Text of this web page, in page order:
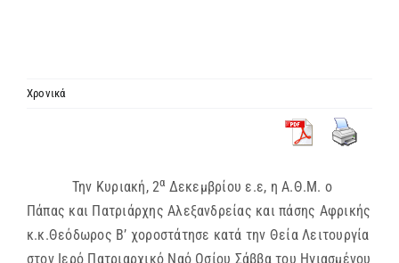
ΕΝΗΜΕΡΩΣΗ
ΣΥΝΔΕΣΕΙΣ
Χρονικά
Την Κυριακή, 2α Δεκεμβρίου ε.ε, η Α.Θ.Μ. ο
Πάπας και Πατριάρχης Αλεξανδρείας και πάσης Αφρικής
κ.κ.Θεόδωρος Β’ χοροστάτησε κατά την Θεία Λειτουργία
στον Ιερό Πατριαρχικό Ναό Οσίου Σάββα του Ηγιασμένου